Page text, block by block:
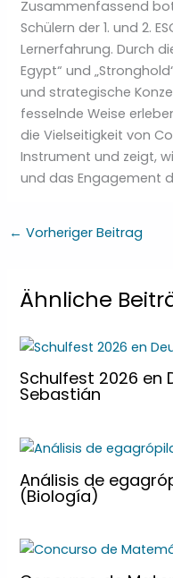
Zusammenfassend
Schülern der 1. und 2.
Lernerfahrung. Durch
Egypt“ und
und strategische
fesselnde Weise
die Vielseitigkeit von
Instrument und zeigt,
und das Engagement
← Vorheriger Beitrag
Ähnliche
Schulfest 2026 en
Sebastián
Análisis de
(Biología)